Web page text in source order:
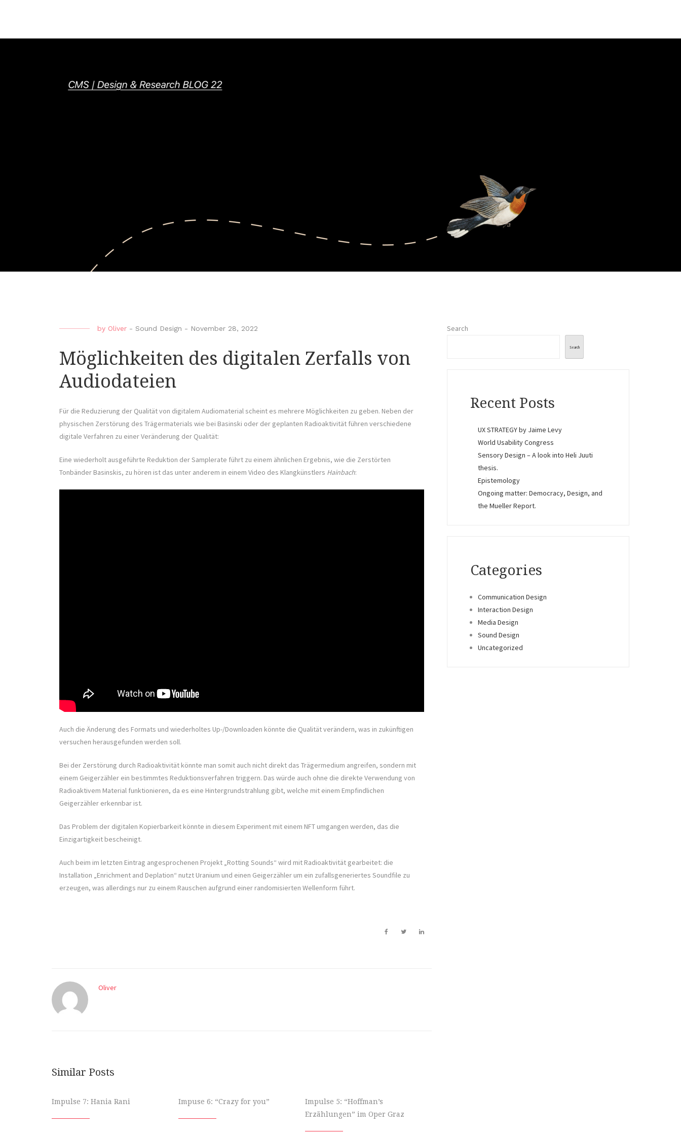
by Oliver - Sound Design - November 28, 2022
Möglichkeiten des digitalen Zerfalls von
Audiodateien
Für die Reduzierung der Qualität von digitalem Audiomaterial scheint es mehrere Möglichkeiten zu geben. Neben der
physischen Zerstörung des Trägermaterials wie bei Basinski oder der geplanten Radioaktivität führen verschiedene
digitale Verfahren zu einer Veränderung der Qualität:
Eine wiederholt ausgeführte Reduktion der Samplerate führt zu einem ähnlichen Ergebnis, wie die Zerstörten
Tonbänder Basinskis, zu hören ist das unter anderem in einem Video des Klangkünstlers Hainbach:
Auch die Änderung des Formats und wiederholtes Up-/Downloaden könnte die Qualität verändern, was in zukünftigen
versuchen herausgefunden werden soll.
Bei der Zerstörung durch Radioaktivität könnte man somit auch nicht direkt das Trägermedium angreifen, sondern mit
einem Geigerzähler ein bestimmtes Reduktionsverfahren triggern. Das würde auch ohne die direkte Verwendung von
Radioaktivem Material funktionieren, da es eine Hintergrundstrahlung gibt, welche mit einem Empfindlichen
Geigerzähler erkennbar ist.
Das Problem der digitalen Kopierbarkeit könnte in diesem Experiment mit einem NFT umgangen werden, das die
Einzigartigkeit bescheinigt.
Auch beim im letzten Eintrag angesprochenen Projekt „Rotting Sounds“ wird mit Radioaktivität gearbeitet: die
Installation „Enrichment and Deplation“ nutzt Uranium und einen Geigerzähler um ein zufallsgeneriertes Soundfile zu
erzeugen, was allerdings nur zu einem Rauschen aufgrund einer randomisierten Wellenform führt.
Oliver
Similar Posts
Impulse 7: Hania Rani Impuse 6: “Crazy for you”
Impulse 5: “Hoffman’s
Erzählungen” im Oper Graz
Search
Search
Recent Posts
UX STRATEGY by Jaime Levy
World Usability Congress
Sensory Design – A look into Heli Juuti
thesis.
Epistemology
Ongoing matter: Democracy, Design, and
the Mueller Report.
Categories
Communication Design
Interaction Design
Media Design
Sound Design
Uncategorized